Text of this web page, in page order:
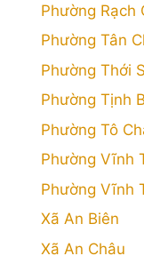
Phường Rạch
Phường Tân
Phường Thới
Phường Tịnh
Phường Tô
Phường Vĩnh
Phường Vĩnh
Xã An Biên
Xã An Châu